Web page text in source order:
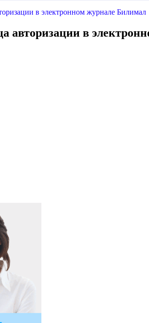
в электронном журнале Билимал
авторизации в